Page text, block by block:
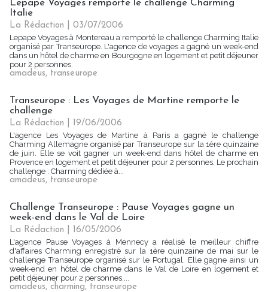
Lepape Voyages remporte le challenge Charming
Italie
La Rédaction | 03/07/2006
Lepape Voyages à Montereau a remporté le challenge Charming Italie
organisé par Transeurope. L'agence de voyages a gagné un week-end
dans un hôtel de charme en Bourgogne en logement et petit déjeuner
pour 2 personnes.
amadeus, transeurope
Transeurope : Les Voyages de Martine remporte le
challenge
La Rédaction | 19/06/2006
L'agence Les Voyages de Martine à Paris a gagné le challenge
Charming Allemagne organisé par Transeurope sur la 1ère quinzaine
de juin. Elle se voit gagner un week-end dans hôtel de charme en
Provence en logement et petit déjeuner pour 2 personnes. Le prochain
challenge : Charming dédiée à...
amadeus, transeurope
Challenge Transeurope : Pause Voyages gagne un
week-end dans le Val de Loire
La Rédaction | 16/05/2006
L'agence Pause Voyages à Mennecy a réalisé le meilleur chiffre
d'affaires Charming enregistré sur la 1ère quinzaine de mai sur le
challenge Transeurope organisé sur le Portugal. Elle gagne ainsi un
week-end en hôtel de charme dans le Val de Loire en logement et
petit déjeuner pour 2 personnes....
amadeus, charming, transeurope